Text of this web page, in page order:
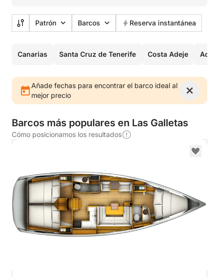
Patrón Barcos Reserva instantánea
Canarias Santa Cruz de Tenerife Costa Adeje
Añade fechas para encontrar el barco ideal al
mejor precio
Barcos más populares en Las Galletas
Cómo posicionamos los resultados